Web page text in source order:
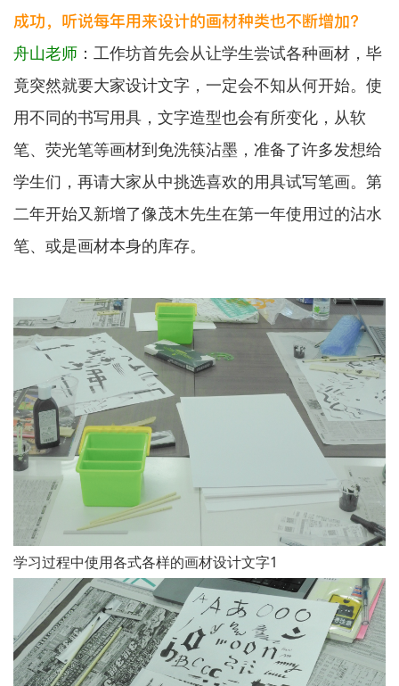
成功，听说每年用来设计的画材种类也不断增加？
舟山老师 ：工作坊首先会从让学生尝试各种画材，毕
竟突然就要大家设计文字，一定会不知从何开始。使
用不同的书写用具，文字造型也会有所变化，从软
笔、荧光笔等画材到免洗筷沾墨，准备了许多发想给
学生们，再请大家从中挑选喜欢的用具试写笔画。第
二年开始又新增了像茂木先生在第一年使用过的沾水
笔、或是画材本身的库存。
学习过程中使用各式各样的画材设计文字1